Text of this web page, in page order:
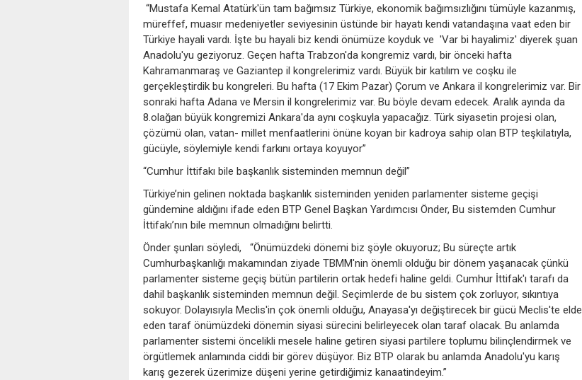
“Mustafa Kemal Atatürk'ün tam bağımsız Türkiye, ekonomik bağımsızlığını tümüyle kazanmış,
müreffef, muasır medeniyetler seviyesinin üstünde bir hayatı kendi vatandaşına vaat eden bir
Türkiye hayali vardı. İşte bu hayali biz kendi önümüze koyduk ve 'Var bi hayalimiz' diyerek şuan
Anadolu'yu geziyoruz. Geçen hafta Trabzon'da kongremiz vardı, bir önceki hafta
Kahramanmaraş ve Gaziantep il kongrelerimiz vardı. Büyük bir katılım ve coşku ile
gerçekleştirdik bu kongreleri. Bu hafta (17 Ekim Pazar) Çorum ve Ankara il kongrelerimiz var. Bir
sonraki hafta Adana ve Mersin il kongrelerimiz var. Bu böyle devam edecek. Aralık ayında da
8.olağan büyük kongremizi Ankara'da aynı coşkuyla yapacağız. Türk siyasetin projesi olan,
çözümü olan, vatan- millet menfaatlerini önüne koyan bir kadroya sahip olan BTP teşkilatıyla,
gücüyle, söylemiyle kendi farkını ortaya koyuyor”
“Cumhur İttifakı bile başkanlık sisteminden memnun değil”
Türkiye’nin gelinen noktada başkanlık sisteminden yeniden parlamenter sisteme geçişi
gündemine aldığını ifade eden BTP Genel Başkan Yardımcısı Önder, Bu sistemden Cumhur
İttifakı’nın bile memnun olmadığını belirtti.
Önder şunları söyledi, “Önümüzdeki dönemi biz şöyle okuyoruz; Bu süreçte artık
Cumhurbaşkanlığı makamından ziyade TBMM'nin önemli olduğu bir dönem yaşanacak çünkü
parlamenter sisteme geçiş bütün partilerin ortak hedefi haline geldi. Cumhur İttifak'ı tarafı da
dahil başkanlık sisteminden memnun değil. Seçimlerde de bu sistem çok zorluyor, sıkıntıya
sokuyor. Dolayısıyla Meclis'in çok önemli olduğu, Anayasa'yı değiştirecek bir gücü Meclis'te elde
eden taraf önümüzdeki dönemin siyasi sürecini belirleyecek olan taraf olacak. Bu anlamda
parlamenter sistemi öncelikli mesele haline getiren siyasi partilere toplumu bilinçlendirmek ve
örgütlemek anlamında ciddi bir görev düşüyor. Biz BTP olarak bu anlamda Anadolu'yu karış
karış gezerek üzerimize düşeni yerine getirdiğimiz kanaatindeyim.”